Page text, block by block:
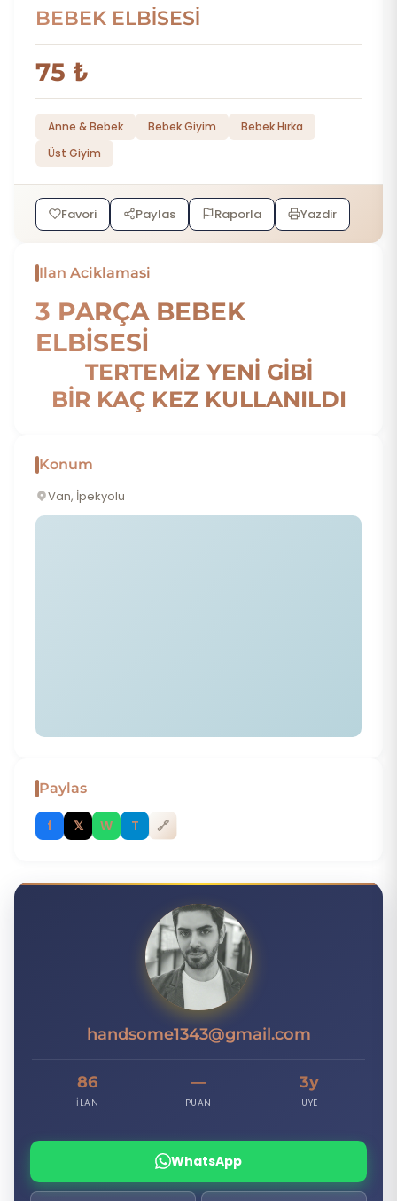
BEBEK ELBİSESİ
75 ₺
Anne & Bebek Bebek Giyim
Bebek Hırka
Üst Giyim
Favori Paylas Raporla Yazdir
Ilan Aciklamasi
3 PARÇA BEBEK
ELBİSESİ
TERTEMİZ YENİ GİBİ
BİR KAÇ KEZ KULLANILDI
Konum
Van, İpekyolu
Paylas
f 𝕏 W T 🔗
H
handsome1343@gmail.com
86
İLAN
—
PUAN
3y
UYE
WhatsApp